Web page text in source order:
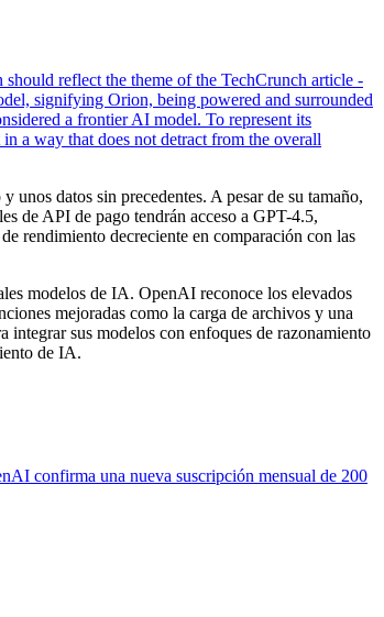
datos sin precedentes. A pesar de su tamaño,
de API de pago tendrán acceso a GPT-4.5,
rendimiento decreciente en comparación con las
modelos de IA. OpenAI reconoce los elevados
mejoradas como la carga de archivos y una
integrar sus modelos con enfoques de razonamiento
de IA.
confirma una nueva suscripción mensual de 200